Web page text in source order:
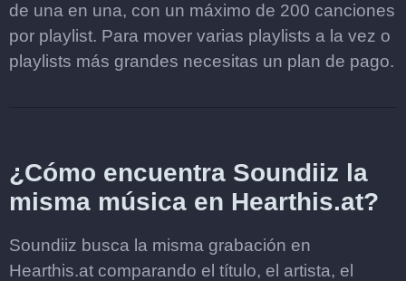
de una en una, con un máximo de 200 canciones
por playlist. Para mover varias playlists a la vez o
playlists más grandes necesitas un plan de pago.
¿Cómo encuentra Soundiiz la
misma música en Hearthis.at?
Soundiiz busca la misma grabación en
Hearthis.at comparando el título, el artista, el